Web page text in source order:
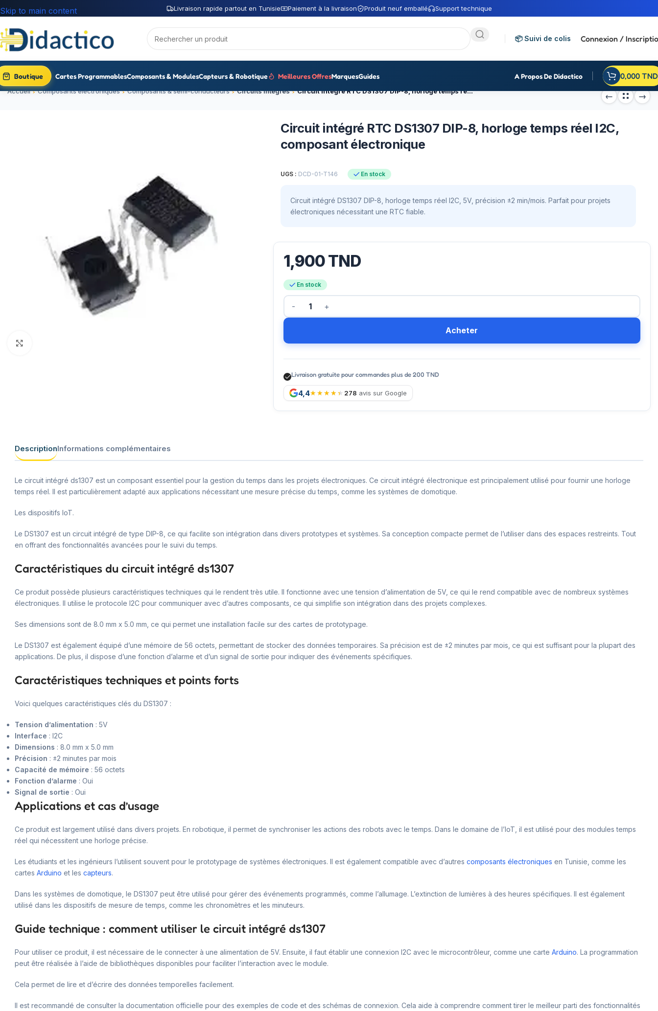
Livraison rapide partout en Tunisie Paiement à la livraison Produit neuf emballé Support technique
Skip to main content
📦 Suivi de colis Connexion /
Boutique Cartes ProgrammablesComposants & ModulesCapteurs & Robotique Meilleures OffresMarquesGuides A Propos De Didactico 0,000 TND
Accueil Composants électroniques Composants & semi-conducteurs Circuits intégrés Circuit intégré RTC DS1307 DIP-8, horloge temps réel I2C, composant électronique
Circuit intégré RTC DS1307 DIP-8, horloge temps réel I2C,
composant électronique
UGS : DCD-01-T146 En stock
Circuit intégré DS1307 DIP-8, horloge temps réel I2C, 5V, précision ±2 min/mois. Parfait pour projets
électroniques nécessitant une RTC fiable.
1,900TND
En stock
Acheter
Livraison gratuite pour commandes plus de 200 TND
4,4 278 avis sur Google
DescriptionInformations complémentaires
Le circuit intégré ds1307 est un composant essentiel pour la gestion du temps dans les projets électroniques. Ce circuit intégré électronique est principalement utilisé pour fournir une horloge
temps réel. Il est particulièrement adapté aux applications nécessitant une mesure précise du temps, comme les systèmes de domotique.
Les dispositifs IoT.
Le DS1307 est un circuit intégré de type DIP-8, ce qui facilite son intégration dans divers prototypes et systèmes. Sa conception compacte permet de l’utiliser dans des espaces restreints. Tout
en offrant des fonctionnalités avancées pour le suivi du temps.
Caractéristiques du circuit intégré ds1307
Ce produit possède plusieurs caractéristiques techniques qui le rendent très utile. Il fonctionne avec une tension d’alimentation de 5V, ce qui le rend compatible avec de nombreux systèmes
électroniques. Il utilise le protocole I2C pour communiquer avec d’autres composants, ce qui simplifie son intégration dans des projets complexes.
Ses dimensions sont de 8.0 mm x 5.0 mm, ce qui permet une installation facile sur des cartes de prototypage.
Le DS1307 est également équipé d’une mémoire de 56 octets, permettant de stocker des données temporaires. Sa précision est de ±2 minutes par mois, ce qui est suffisant pour la plupart des
applications. De plus, il dispose d’une fonction d’alarme et d’un signal de sortie pour indiquer des événements spécifiques.
Caractéristiques techniques et points forts
Voici quelques caractéristiques clés du DS1307 :
Tension d’alimentation : 5V
Interface : I2C
Dimensions : 8.0 mm x 5.0 mm
Précision : ±2 minutes par mois
Capacité de mémoire : 56 octets
Fonction d’alarme : Oui
Signal de sortie : Oui
Applications et cas d’usage
Ce produit est largement utilisé dans divers projets. En robotique, il permet de synchroniser les actions des robots avec le temps. Dans le domaine de l’IoT, il est utilisé pour des modules temps
réel qui nécessitent une horloge précise.
Les étudiants et les ingénieurs l’utilisent souvent pour le prototypage de systèmes électroniques. Il est également compatible avec d’autres composants électroniques en Tunisie, comme les
cartes Arduino et les capteurs.
Dans les systèmes de domotique, le DS1307 peut être utilisé pour gérer des événements programmés, comme l’allumage. L’extinction de lumières à des heures spécifiques. Il est également
utilisé dans les dispositifs de mesure de temps, comme les chronomètres et les minuteurs.
Guide technique : comment utiliser le circuit intégré ds1307
Pour utiliser ce produit, il est nécessaire de le connecter à une alimentation de 5V. Ensuite, il faut établir une connexion I2C avec le microcontrôleur, comme une carte Arduino. La programmation
peut être réalisée à l’aide de bibliothèques disponibles pour faciliter l’interaction avec le module.
Cela permet de lire et d’écrire des données temporelles facilement.
Il est recommandé de consulter la documentation officielle pour des exemples de code et des schémas de connexion. Cela aide à comprendre comment tirer le meilleur parti des fonctionnalités